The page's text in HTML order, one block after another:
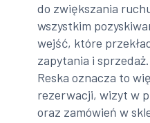
do zwiększania
wszystkim
wejść, które
zapytania i
Reska oznacza to
rezerwacji, wizyt w
oraz zamówień w